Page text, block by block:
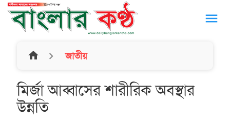
menu
home জাতীয়
মির্জা আব্বাসের শারীরিক অবস্থার
উন্নতি